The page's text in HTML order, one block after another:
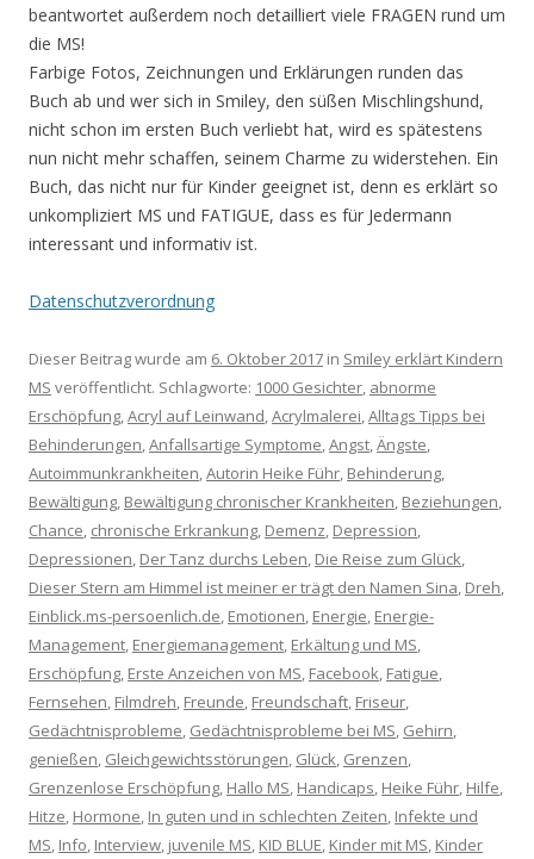
beantwortet außerdem noch detailliert viele FRAGEN rund um
die MS!
Farbige Fotos, Zeichnungen und Erklärungen runden das
Buch ab und wer sich in Smiley, den süßen Mischlingshund,
nicht schon im ersten Buch verliebt hat, wird es spätestens
nun nicht mehr schaffen, seinem Charme zu widerstehen. Ein
Buch, das nicht nur für Kinder geeignet ist, denn es erklärt so
unkompliziert MS und FATIGUE, dass es für Jedermann
interessant und informativ ist.
Datenschutzverordnung
Dieser Beitrag wurde am 6. Oktober 2017 in Smiley erklärt Kindern
MS veröffentlicht. Schlagworte: 1000 Gesichter, abnorme
Erschöpfung,Acryl auf Leinwand,Acrylmalerei,Alltags Tipps bei
Behinderungen,Anfallsartige Symptome,Angst,Ängste,
Autoimmunkrankheiten,Autorin Heike Führ, Behinderung,
Bewältigung, Bewältigung chronischer Krankheiten, Beziehungen,
Chance, chronische Erkrankung, Demenz, Depression,
Depressionen, Der Tanz durchs Leben, Die Reise zum Glück,
Dieser Stern am Himmel ist meiner er trägt den Namen Sina, Dreh,
Einblick.ms-persoenlich.de, Emotionen, Energie, Energie-
Management, Energiemanagement, Erkältung und MS,
Erschöpfung, Erste Anzeichen von MS, Facebook, Fatigue,
Fernsehen, Filmdreh, Freunde, Freundschaft, Friseur,
Gedächtnisprobleme, Gedächtnisprobleme bei MS, Gehirn,
genießen, Gleichgewichtsstörungen, Glück, Grenzen,
Grenzenlose Erschöpfung, Hallo MS, Handicaps, Heike Führ, Hilfe,
Hitze, Hormone, In guten und in schlechten Zeiten, Infekte und
MS, Info, Interview, juvenile MS, KID BLUE, Kinder mit MS, Kinder